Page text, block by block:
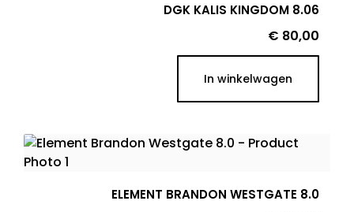
DGK KALIS KINGDOM 8.06
Prijs
€ 80,00
In winkelwagen
ELEMENT BRANDON WESTGATE 8.0